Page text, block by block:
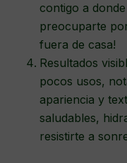
contigo a
preocuparte
fuera de casa!
Resultados
pocos usos,
apariencia y
saludables,
resistirte a